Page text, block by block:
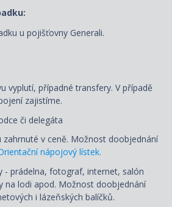
u pojišťovny Generali.
vyplutí, případné transfery. V případě
zajistíme.
či delegáta
v ceně. Možnost doobjednání
nápojový lístek.
- prádelna, fotograf, internet, salón
na lodi apod. Možnost doobjednání
i lázeňských balíčků.